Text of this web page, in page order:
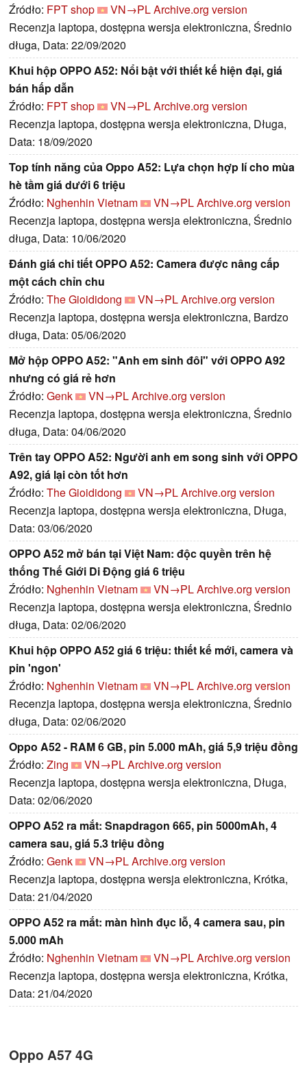
Źródło: FPT shop VN→PLArchive.org version
Recenzja laptopa, dostępna wersja elektroniczna, Średnio
długa, Data: 22/09/2020
Khui hộp OPPO A52: Nổi bật với thiết kế hiện đại, giá
bán hấp dẫn
Źródło: FPT shop VN→PLArchive.org version
Recenzja laptopa, dostępna wersja elektroniczna, Długa,
Data: 18/09/2020
Top tính năng của Oppo A52: Lựa chọn hợp lí cho mùa
hè tầm giá dưới 6 triệu
Źródło: Nghenhin Vietnam VN→PLArchive.org version
Recenzja laptopa, dostępna wersja elektroniczna, Średnio
długa, Data: 10/06/2020
Đánh giá chi tiết OPPO A52: Camera được nâng cấp
một cách chỉn chu
Źródło: The Gioididong VN→PLArchive.org version
Recenzja laptopa, dostępna wersja elektroniczna, Bardzo
długa, Data: 05/06/2020
Mở hộp OPPO A52: "Anh em sinh đôi" với OPPO A92
nhưng có giá rẻ hơn
Źródło: Genk VN→PLArchive.org version
Recenzja laptopa, dostępna wersja elektroniczna, Średnio
długa, Data: 04/06/2020
Trên tay OPPO A52: Người anh em song sinh với OPPO
A92, giá lại còn tốt hơn
Źródło: The Gioididong VN→PLArchive.org version
Recenzja laptopa, dostępna wersja elektroniczna, Długa,
Data: 03/06/2020
OPPO A52 mở bán tại Việt Nam: độc quyền trên hệ
thống Thế Giới Di Động giá 6 triệu
Źródło: Nghenhin Vietnam VN→PLArchive.org version
Recenzja laptopa, dostępna wersja elektroniczna, Średnio
długa, Data: 02/06/2020
Khui hộp OPPO A52 giá 6 triệu: thiết kế mới, camera và
pin 'ngon'
Źródło: Nghenhin Vietnam VN→PLArchive.org version
Recenzja laptopa, dostępna wersja elektroniczna, Średnio
długa, Data: 02/06/2020
Oppo A52 - RAM 6 GB, pin 5.000 mAh, giá 5,9 triệu đồng
Źródło: Zing VN→PLArchive.org version
Recenzja laptopa, dostępna wersja elektroniczna, Długa,
Data: 02/06/2020
OPPO A52 ra mắt: Snapdragon 665, pin 5000mAh, 4
camera sau, giá 5.3 triệu đồng
Źródło: Genk VN→PLArchive.org version
Recenzja laptopa, dostępna wersja elektroniczna, Krótka,
Data: 21/04/2020
OPPO A52 ra mắt: màn hình đục lỗ, 4 camera sau, pin
5.000 mAh
Źródło: Nghenhin Vietnam VN→PLArchive.org version
Recenzja laptopa, dostępna wersja elektroniczna, Krótka,
Data: 21/04/2020
Oppo A57 4G